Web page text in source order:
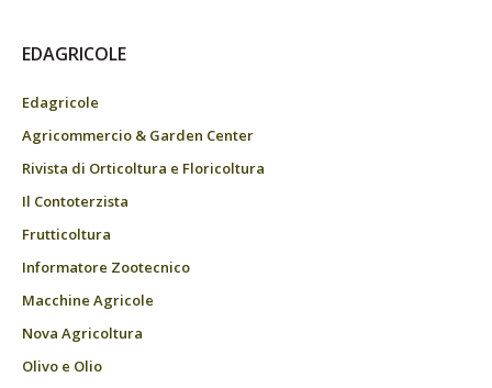
EDAGRICOLE
Edagricole
Agricommercio & Garden Center
Rivista di Orticoltura e Floricoltura
Il Contoterzista
Frutticoltura
Informatore Zootecnico
Macchine Agricole
Nova Agricoltura
Olivo e Olio